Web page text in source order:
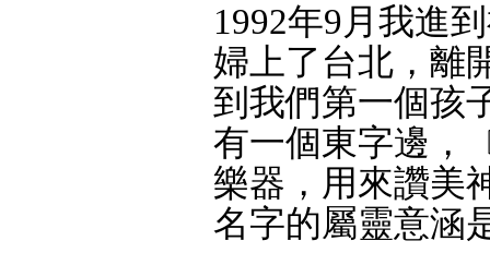
1992年9月我進
婦上了台北，離
到我們第一個孩
有一個東字邊，
樂器，用來讚美
名字的屬靈意涵